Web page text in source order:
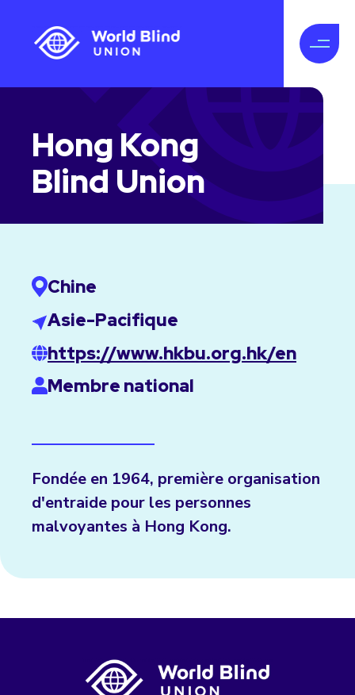
Hong Kong
Blind Union
Chine
Asie-Pacifique
https://www.hkbu.org.hk/en
Membre national
Fondée en 1964, première organisation
d'entraide pour les personnes
malvoyantes à Hong Kong.